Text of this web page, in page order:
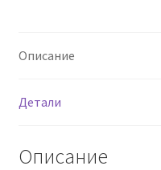
Описание
Детали
Описание